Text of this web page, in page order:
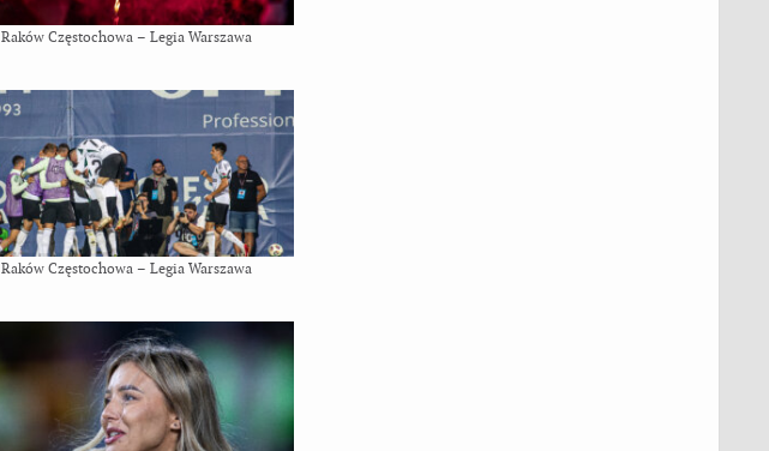
Raków Częstochowa – Legia Warszawa
Raków Częstochowa – Legia Warszawa